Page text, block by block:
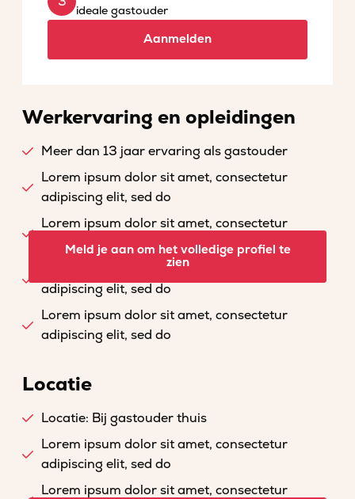
ideale gastouder
Aanmelden
Werkervaring en opleidingen
Meer dan 13 jaar ervaring als gastouder
Lorem ipsum dolor sit amet, consectetur
adipiscing elit, sed do
Lorem ipsum dolor sit amet, consectetur
adipiscing elit, sed do
Lorem ipsum dolor sit amet, consectetur
adipiscing elit, sed do
Lorem ipsum dolor sit amet, consectetur
adipiscing elit, sed do
Meld je aan om het volledige profiel te
zien
Locatie
Locatie: Bij gastouder thuis
Lorem ipsum dolor sit amet, consectetur
adipiscing elit, sed do
Lorem ipsum dolor sit amet, consectetur